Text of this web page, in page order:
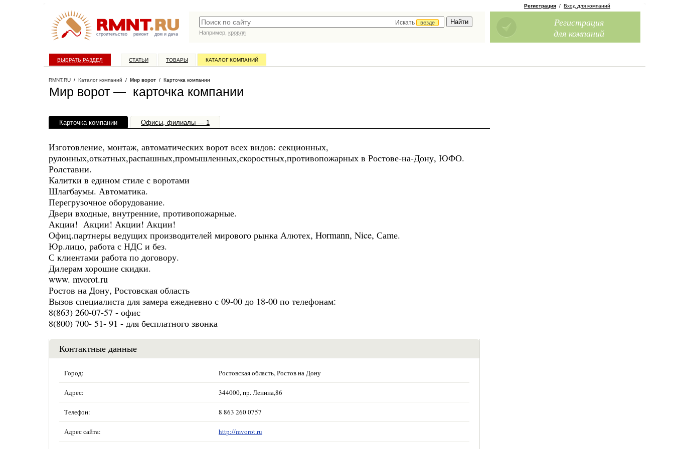
строительство ремонт дом и дача
Искать
везде
Например, кровля
Регистрация / Вход для компаний
Регистрация
для компаний
ВЫБРАТЬ РАЗДЕЛ СТАТЬИ ТОВАРЫ КАТАЛОГ КОМПАНИЙ
RMNT.RU / Каталог компаний / Мир ворот / Карточка компании
Мир ворот — карточка компании
Карточка компании Офисы, филиалы — 1
Изготовление, монтаж, автоматических ворот всех видов: секционных,
рулонных,откатных,распашных,промышленных,скоростных,противопожарных в Ростове-на-Дону, ЮФО.
Ролставни.
Калитки в едином стиле с воротами
Шлагбаумы. Автоматика.
Перегрузочное оборудование.
Двери входные, внутренние, противопожарные.
Акции! Акции! Акции! Акции!
Офиц.партнеры ведущих производителей мирового рынка Алютех, Hormann, Nice, Саmе.
Юр.лицо, работа с НДС и без.
С клиентами работа по договору.
Дилерам хорошие скидки.
www. mvorot.ru
Ростов на Дону, Ростовская область
Вызов специалиста для замера ежедневно с 09-00 до 18-00 по телефонам:
8(863) 260-07-57 - офис
8(800) 700- 51- 91 - для бесплатного звонка
Контактные данные
Город: Ростовская область, Ростов на Дону
Адрес: 344000, пр. Ленина,86
Телефон: 8 863 260 0757
Адрес сайта: http://mvorot.ru